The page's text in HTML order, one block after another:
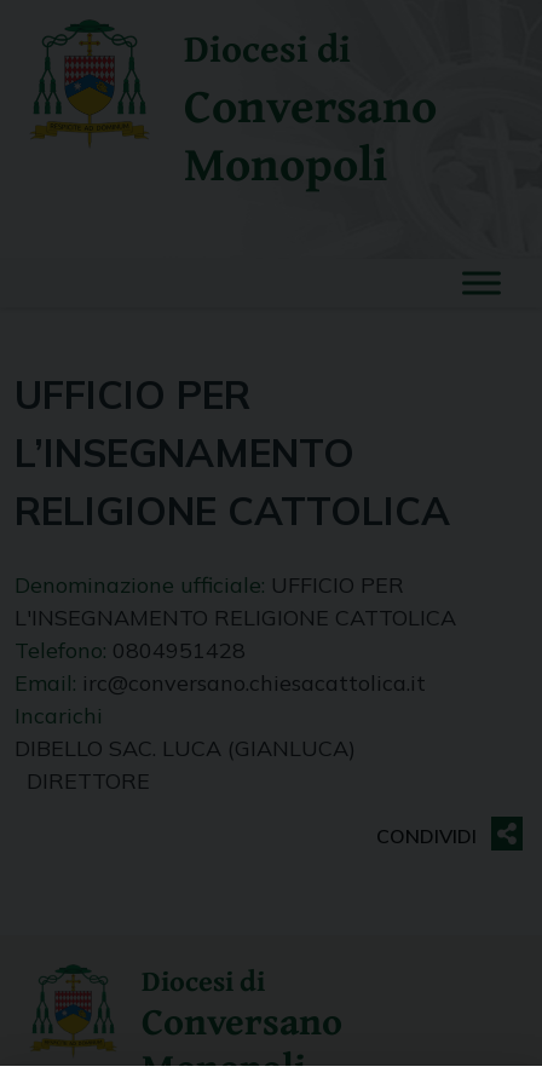
content
Diocesi di
Conversano
Monopoli
UFFICIO PER
L’INSEGNAMENTO
RELIGIONE CATTOLICA
Denominazione ufficiale: UFFICIO PER
L'INSEGNAMENTO RELIGIONE CATTOLICA
Telefono: 0804951428
Email: irc@conversano.chiesacattolica.it
Incarichi
DIBELLO SAC. LUCA (GIANLUCA)
DIRETTORE
Diocesi di
Conversano
Monopoli